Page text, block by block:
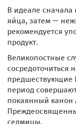
В идеале сначала
яйца, затем —
рекомендуется
продукт.
Великопостные
сосредоточиться
предшествующие
период
покаянный канон
седмицы.